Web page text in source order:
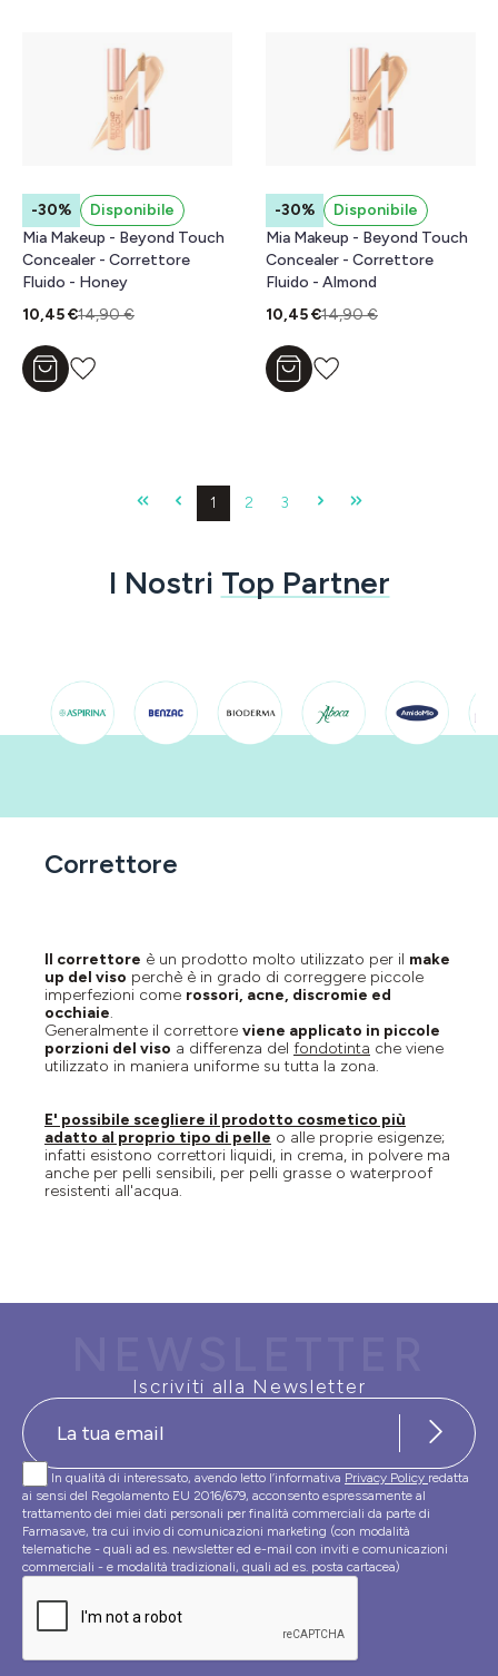
-30%
Disponibile
Mia Makeup - Beyond Touch
Concealer - Correttore
Fluido - Honey
10,45 €14,90 €
Aggiungi al carrello
-30%
Disponibile
Mia Makeup - Beyond Touch
Concealer - Correttore
Fluido - Almond
10,45 €14,90 €
Aggiungi al carrello
Pagina
1 Pagina
2 Pagina
3
I Nostri Top Partner
Correttore
Il correttore è un prodotto molto utilizzato per il make
up del viso perchè è in grado di correggere piccole
imperfezioni come rossori, acne, discromie ed
occhiaie.
Generalmente il correttore viene applicato in piccole
porzioni del viso a differenza del fondotinta che viene
utilizzato in maniera uniforme su tutta la zona.
E' possibile scegliere il prodotto cosmetico più
adatto al proprio tipo di pelle o alle proprie esigenze;
infatti esistono correttori liquidi, in crema, in polvere ma
anche per pelli sensibili, per pelli grasse o waterproof
resistenti all'acqua.
Iscriviti alla Newsletter
In qualità di interessato, avendo letto l’informativa Privacy Policy redatta
ai sensi del Regolamento EU 2016/679, acconsento espressamente al
trattamento dei miei dati personali per finalità commerciali da parte di
Farmasave, tra cui invio di comunicazioni marketing (con modalità
telematiche - quali ad es. newsletter ed e-mail con inviti e comunicazioni
commerciali - e modalità tradizionali, quali ad es. posta cartacea)